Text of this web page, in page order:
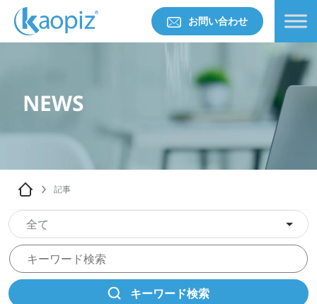
お問い合わせ
NEWS
記事
全て
キーワード検索